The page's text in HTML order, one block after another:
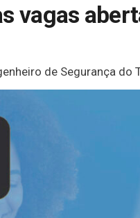
vagas
de Segurança do